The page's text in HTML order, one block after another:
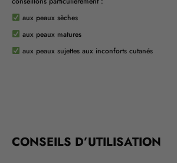
aux peaux sèches
aux peaux matures
aux peaux sujettes aux inconforts cutanés
CONSEILS D’UTILISATION